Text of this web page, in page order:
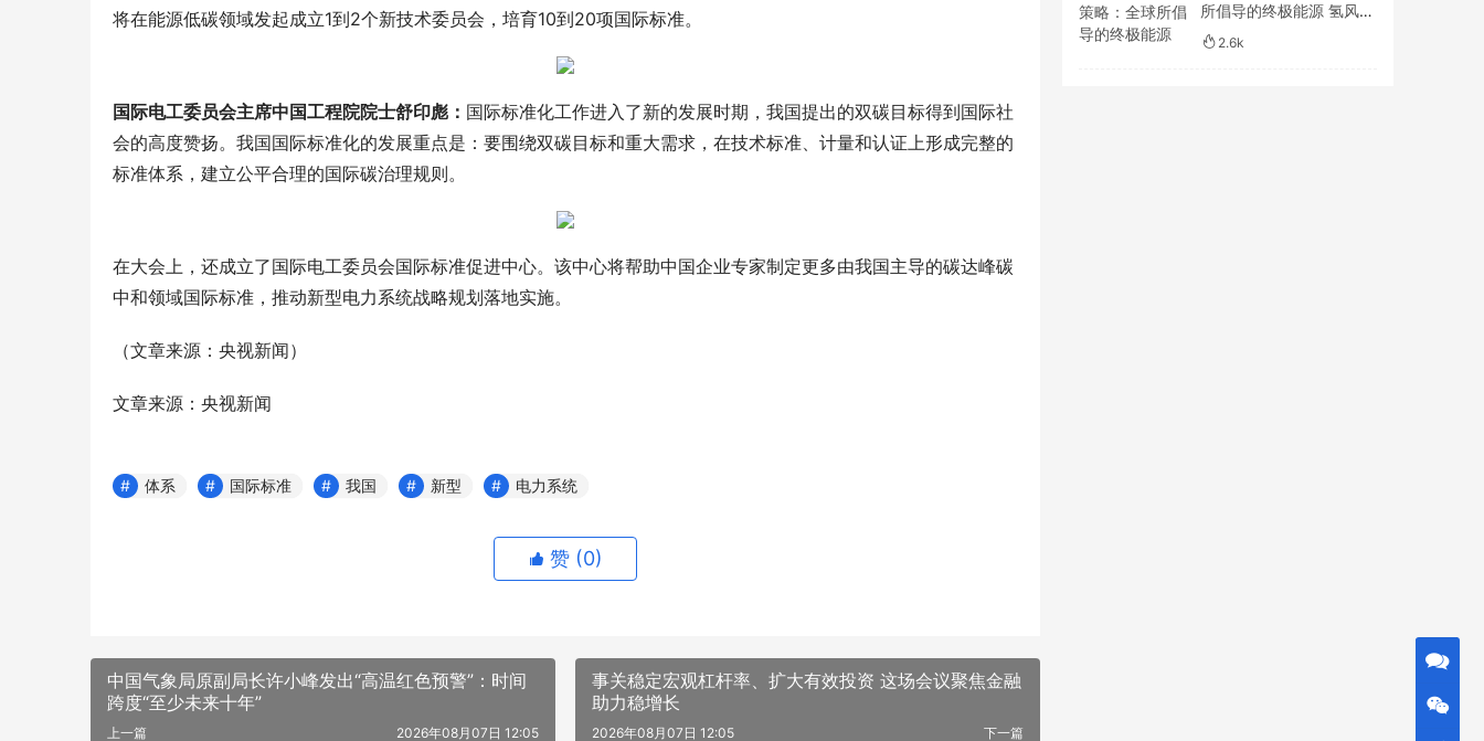
将在能源低碳领域发起成立1到2个新技术委员会，培育10到20项国际标准。
国际电工委员会主席中国工程院院士舒印彪： 国际标准化工作进入了新的发展时期，我国提出的双碳目标得到国际社
会的高度赞扬。我国国际标准化的发展重点是：要围绕双碳目标和重大需求，在技术标准、计量和认证上形成完整的
标准体系，建立公平合理的国际碳治理规则。
在大会上，还成立了国际电工委员会国际标准促进中心。该中心将帮助中国企业专家制定更多由我国主导的碳达峰碳
中和领域国际标准，推动新型电力系统战略规划落地实施。
（文章来源：央视新闻）
文章来源：央视新闻
体系 国际标准 我国 新型 电力系统
赞 (0)
中国气象局原副局长许小峰发出“高温红色预警”：时间
跨度“至少未来十年”
上一篇 2026年08月07日 12:05
事关稳定宏观杠杆率、扩大有效投资 这场会议聚焦金融
助力稳增长
下一篇
2026年08月07日 12:05
所倡导的终极能源 氢风已
至、加氢路远！潜力标的
有哪些？
2.6k